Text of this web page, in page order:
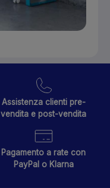
Assistenza clienti pre-
vendita e post-vendita
Pagamento a rate con
PayPal o Klarna